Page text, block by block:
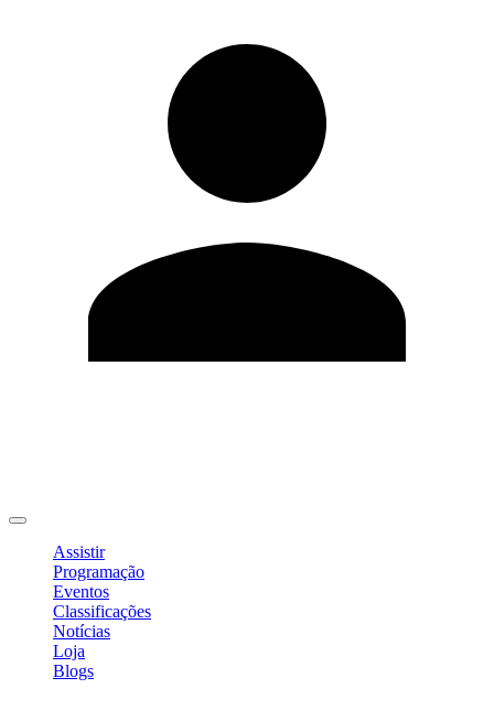
Assistir
Programação
Eventos
Classificações
Notícias
Loja
Blogs